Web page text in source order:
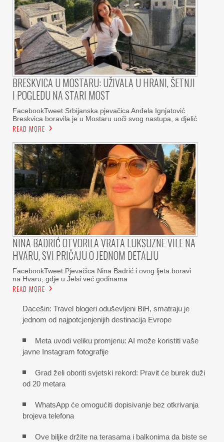
BRESKVICA U MOSTARU: UŽIVALA U HRANI, ŠETNJI
I POGLEDU NA STARI MOST
FacebookTweet Srbijanska pjevačica Anđela Ignjatović
Breskvica boravila je u Mostaru uoči svog nastupa, a djelić
READ MORE
NINA BADRIĆ OTVORILA VRATA LUKSUZNE VILE NA
HVARU, SVI PRIČAJU O JEDNOM DETALJU
FacebookTweet Pjevačica Nina Badrić i ovog ljeta boravi
na Hvaru, gdje u Jelsi već godinama
READ MORE
Dacešin: Travel blogeri oduševljeni BiH, smatraju je
jednom od najpotcjenjenijih destinacija Evrope
Meta uvodi veliku promjenu: AI može koristiti vaše
javne Instagram fotografije
Grad želi oboriti svjetski rekord: Pravit će burek duži
od 20 metara
WhatsApp će omogućiti dopisivanje bez otkrivanja
brojeva telefona
Ove biljke držite na terasama i balkonima da biste se